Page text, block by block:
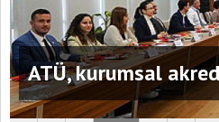
ATÜ, kurumsal